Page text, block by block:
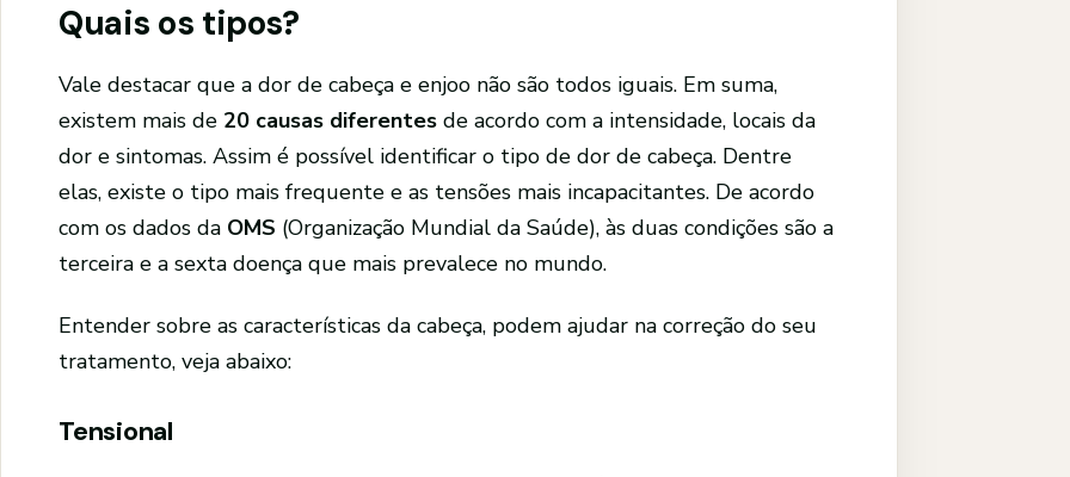
Quais os tipos?
Vale destacar que a dor de cabeça e enjoo não são todos iguais. Em suma,
existem mais de 20 causas diferentes de acordo com a intensidade, locais da
dor e sintomas. Assim é possível identificar o tipo de dor de cabeça. Dentre
elas, existe o tipo mais frequente e as tensões mais incapacitantes. De acordo
com os dados da OMS (Organização Mundial da Saúde), às duas condições são a
terceira e a sexta doença que mais prevalece no mundo.
Entender sobre as características da cabeça, podem ajudar na correção do seu
tratamento, veja abaixo:
Tensional